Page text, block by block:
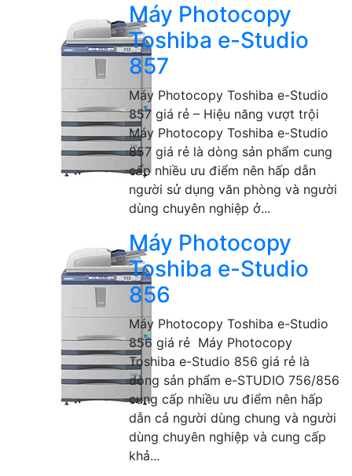
Máy Photocopy
Toshiba e-Studio
857
Máy Photocopy Toshiba e-Studio
857 giá rẻ – Hiệu năng vượt trội
Máy Photocopy Toshiba e-Studio
857 giá rẻ là dòng sản phẩm cung
cấp nhiều ưu điểm nên hấp dẫn
người sử dụng văn phòng và người
dùng chuyên nghiệp ở...
Máy Photocopy
Toshiba e-Studio
856
Máy Photocopy Toshiba e-Studio
856 giá rẻ Máy Photocopy
Toshiba e-Studio 856 giá rẻ là
dòng sản phẩm e-STUDIO 756/856
cung cấp nhiều ưu điểm nên hấp
dẫn cả người dùng chung và người
dùng chuyên nghiệp và cung cấp
khả...